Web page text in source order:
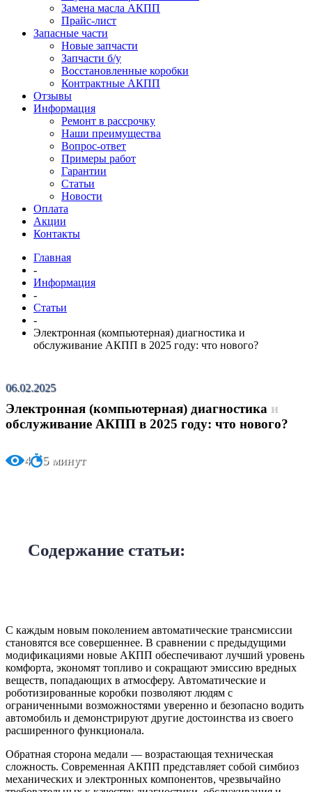
Замена масла АКПП
Прайс-лист
Запасные части
Новые запчасти
Запчасти б/у
Восстановленные коробки
Контрактные АКПП
Отзывы
Информация
Ремонт в рассрочку
Наши преимущества
Вопрос-ответ
Примеры работ
Гарантии
Статьи
Новости
Оплата
Акции
Контакты
Главная
-
Информация
-
Статьи
-
Электронная (компьютерная) диагностика и
обслуживание АКПП в 2025 году: что нового?
06.02.2025
Электронная (компьютерная) диагностика и
обслуживание АКПП в 2025 году: что нового?
4 5 минут
Содержание статьи:
С каждым новым поколением автоматические трансмиссии
становятся все совершеннее. В сравнении с предыдущими
модификациями новые АКПП обеспечивают лучший уровень
комфорта, экономят топливо и сокращают эмиссию вредных
веществ, попадающих в атмосферу. Автоматические и
роботизированные коробки позволяют людям с
ограниченными возможностями уверенно и безопасно водить
автомобиль и демонстрируют другие достоинства из своего
расширенного функционала.
Обратная сторона медали — возрастающая техническая
сложность. Современная АКПП представляет собой симбиоз
механических и электронных компонентов, чрезвычайно